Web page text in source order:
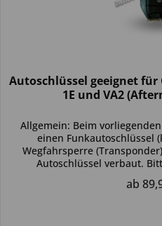
Autoschlüssel geeignet für
1E und VA2
Allgemein: Beim
einen Funkautoschlüssel
Wegfahrsperre
Autoschlüssel verbaut.
ab